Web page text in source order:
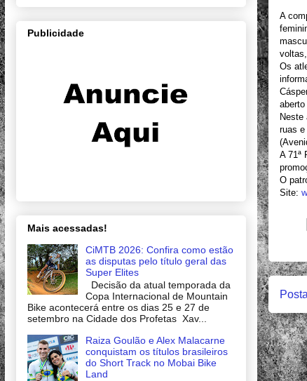
A
Os
Neste
ruas e
A 71ª
O
Site:
Publicidade
Mais acessadas!
CiMTB 2026: Confira como estão
as disputas pelo título geral das
Super Elites
Decisão da atual temporada da
Copa Internacional de Mountain
Bike acontecerá entre os dias 25 e 27 de
setembro na Cidade dos Profetas Xav...
Raiza Goulão e Alex Malacarne
conquistam os títulos brasileiros
do Short Track no Mobai Bike
Land